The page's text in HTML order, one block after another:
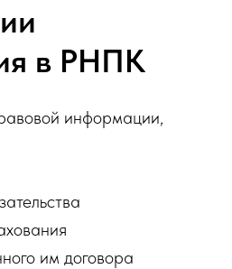
в РНПК
информации,
им договора